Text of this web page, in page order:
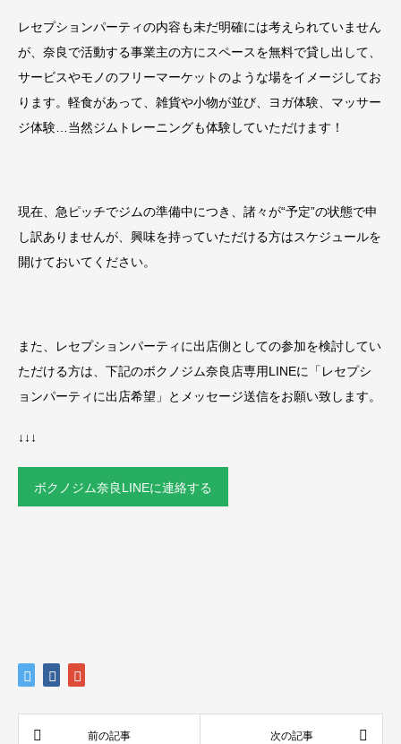
レセプションパーティの内容も未だ明確には考えられていません
が、奈良で活動する事業主の方にスペースを無料で貸し出して、
サービスやモノのフリーマーケットのような場をイメージしてお
ります。軽食があって、雑貨や小物が並び、ヨガ体験、マッサー
ジ体験…当然ジムトレーニングも体験していただけます！
現在、急ピッチでジムの準備中につき、諸々が“予定”の状態で申
し訳ありませんが、興味を持っていただける方はスケジュールを
開けておいてください。
また、レセプションパーティに出店側としての参加を検討してい
ただける方は、下記のボクノジム奈良店専用LINEに「レセプシ
ョンパーティに出店希望」とメッセージ送信をお願い致します。
↓↓↓
ボクノジム奈良LINEに連絡する